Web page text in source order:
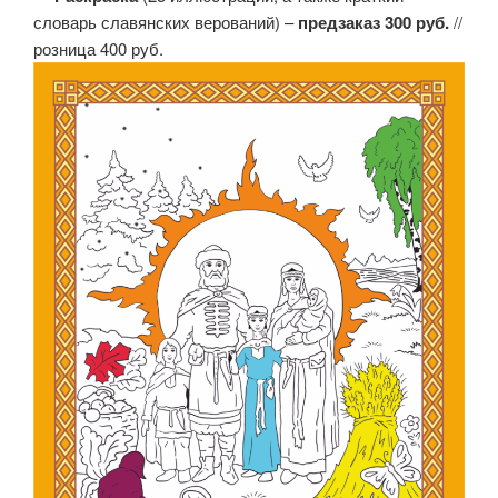
словарь славянских верований) –предзаказ 300 руб.//
розница 400 руб.